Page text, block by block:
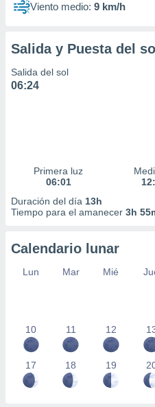
Viento medio: 9 km/h
Salida y Puesta del sol
Salida del sol
06:24
Primera luz
06:01
Duración del día 13h
Tiempo para el amanecer 3h
Calendario lunar
Lun Mar Mié
10 11 12
17 18 19